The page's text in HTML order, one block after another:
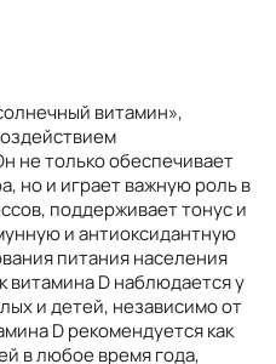
витамин»,
не только обеспечивает
но и играет важную роль в
поддерживает тонус и
и антиоксидантную
питания населения
витамина D наблюдается у
и детей, независимо от
D рекомендуется как
в любое время года,